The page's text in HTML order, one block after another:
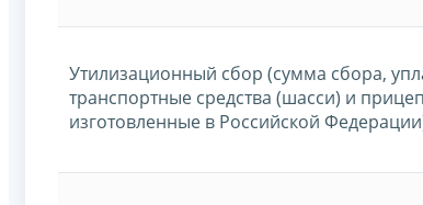
Утилизационный сбор (сумма сбора,
транспортные средства (шасси) и
изготовленные в Российской